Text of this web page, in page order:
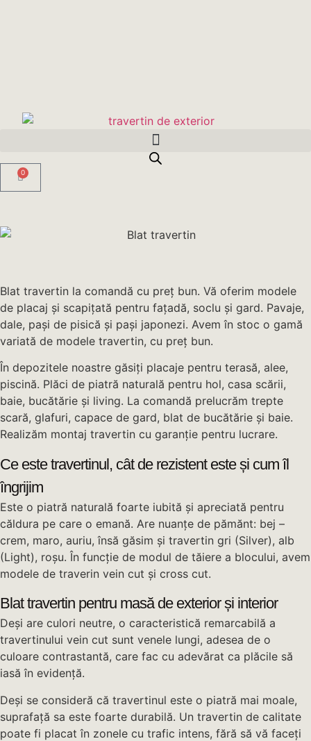
0
Blat travertin la comandă cu preț bun. Vă oferim modele
de placaj și scapițată pentru fațadă, soclu și gard. Pavaje,
dale, pași de pisică și pași japonezi. Avem în stoc o gamă
variată de modele travertin, cu preț bun.
În depozitele noastre găsiți placaje pentru terasă, alee,
piscină. Plăci de piatră naturală pentru hol, casa scării,
baie, bucătărie și living. La comandă prelucrăm trepte
scară, glafuri, capace de gard, blat de bucătărie și baie.
Realizăm montaj travertin cu garanție pentru lucrare.
Ce este travertinul, cât de rezistent este și cum îl
îngrijim
Este o piatră naturală foarte iubită și apreciată pentru
căldura pe care o emană. Are nuanțe de pămănt: bej –
crem, maro, auriu, însă găsim și travertin gri (Silver), alb
(Light), roșu. În funcție de modul de tăiere a blocului, avem
modele de traverin vein cut și cross cut.
Blat travertin pentru masă de exterior și interior
Deși are culori neutre, o caracteristică remarcabilă a
travertinului vein cut sunt venele lungi, adesea de o
culoare contrastantă, care fac cu adevărat ca plăcile să
iasă în evidență.
Deși se consideră că travertinul este o piatră mai moale,
suprafață sa este foarte durabilă. Un travertin de calitate
poate fi placat în zonele cu trafic intens, fără să vă faceți